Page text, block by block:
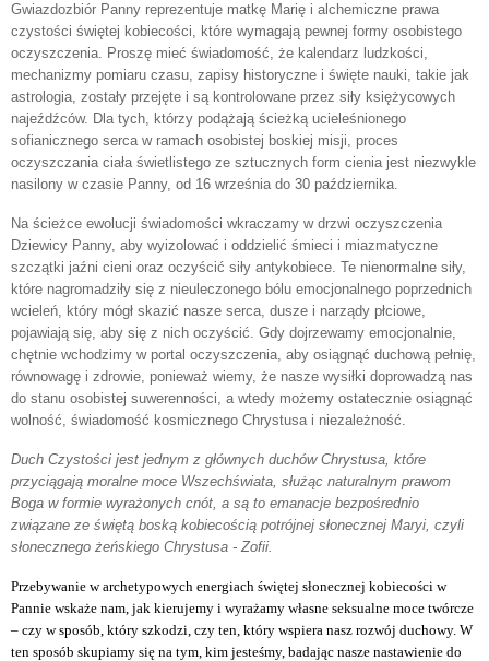
Gwiazdozbiór Panny reprezentuje matkę Marię i alchemiczne prawa
czystości świętej kobiecości, które wymagają pewnej formy osobistego
oczyszczenia. Proszę mieć świadomość, że kalendarz ludzkości,
mechanizmy pomiaru czasu, zapisy historyczne i święte nauki, takie jak
astrologia, zostały przejęte i są kontrolowane przez siły księżycowych
najeźdźców. Dla tych, którzy podążają ścieżką ucieleśnionego
sofianicznego serca w ramach osobistej boskiej misji, proces
oczyszczania ciała świetlistego ze sztucznych form cienia jest niezwykle
nasilony w czasie Panny, od 16 września do 30 października.
Na ścieżce ewolucji świadomości wkraczamy w drzwi oczyszczenia
Dziewicy Panny, aby wyizolować i oddzielić śmieci i miazmatyczne
szczątki jaźni cieni oraz oczyścić siły antykobiece. Te nienormalne siły,
które nagromadziły się z nieuleczonego bólu emocjonalnego poprzednich
wcieleń, który mógł skazić nasze serca, dusze i narządy płciowe,
pojawiają się, aby się z nich oczyścić. Gdy dojrzewamy emocjonalnie,
chętnie wchodzimy w portal oczyszczenia, aby osiągnąć duchową pełnię,
równowagę i zdrowie, ponieważ wiemy, że nasze wysiłki doprowadzą nas
do stanu osobistej suwerenności, a wtedy możemy ostatecznie osiągnąć
wolność, świadomość kosmicznego Chrystusa i niezależność.
Duch Czystości jest jednym z głównych duchów Chrystusa, które
przyciągają moralne moce Wszechświata, służąc naturalnym prawom
Boga w formie wyrażonych cnót, a są to emanacje bezpośrednio
związane ze świętą boską kobiecością potrójnej słonecznej Maryi, czyli
słonecznego żeńskiego Chrystusa - Zofii.
Przebywanie w archetypowych energiach świętej słonecznej kobiecości w
Pannie wskaże nam, jak kierujemy i wyrażamy własne seksualne moce twórcze
– czy w sposób, który szkodzi, czy ten, który wspiera nasz rozwój duchowy. W
ten sposób skupiamy się na tym, kim jesteśmy, badając nasze nastawienie do